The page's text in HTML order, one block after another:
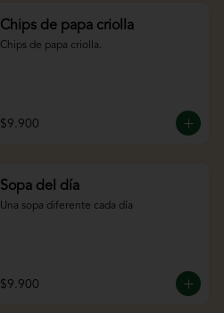
Chips de papa criolla
Chips de papa criolla.
$9.900
Sopa del día
Una sopa diferente cada día
$9.900